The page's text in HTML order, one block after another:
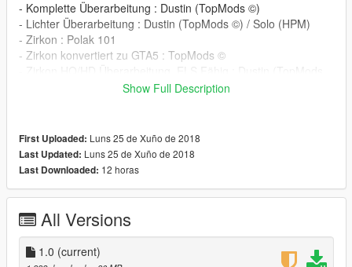
- Komplette Überarbeitung : Dustin (TopMods ©)
- Lichter Überarbeitung : Dustin (TopMods ©) / Solo (HPM)
- Zirkon : Polak 101
- Zirkon konvertiert zu GTA5 : TopMods ©
- ELS.XML: Dustin (TopMods ©)
- Livery: TheLaw (HPM)
Step 1:ORIGNAL
Step2: Use OpenIV to import the Files to "/Grand Theft Auto
V/mods/update/x64/dlcpacks/patchday9ng/dlc.rpf/x64/levels/gt
Show Full Description
First Uploaded: Luns 25 de Xuño de 2018
Last Updated: Luns 25 de Xuño de 2018
Last Downloaded: 12 horas
All Versions
1.0 (current)